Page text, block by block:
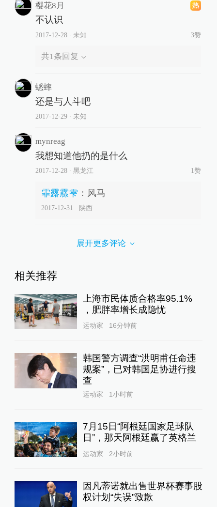
樱花8月
不认识
2017-12-28∙ 未知 3赞
共1条回复
蟋蟀
还是与人斗吧
2017-12-29∙ 未知
mynreag
我想知道他扔的是什么
2017-12-28∙ 黑龙江 1赞
霏露霡雫 ： 风马
2017-12-31 ∙ 陕西
展开更多评论
相关推荐
上海市民体质合格率95.1%
，肥胖率增长成隐忧
运动家 16分钟前
韩国警方调查“洪明甫任命违
规案”，已对韩国足协进行搜
查
运动家 1小时前
7月15日“阿根廷国家足球队
日”，那天阿根廷赢了英格兰
运动家 2小时前
因凡蒂诺就出售世界杯赛事股
权计划“失误”致歉